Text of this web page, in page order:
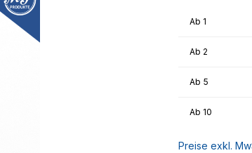
Ab 1
Ab 2
Ab 5
Ab 10
Preise exkl.